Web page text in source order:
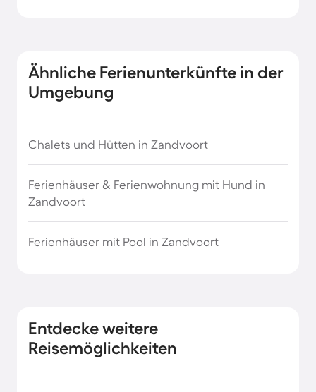
Kurzurlaub am Gardasee
Seenplatte
Kurzurlaub an der Polnischen Ostsee
Kurzurlaub auf Gran Canaria
Kurzurlaub auf Sardinien
Kurzurlaub auf Sylt
Kurzurlaub auf Teneriffa
Kurzurlaub im Elsass
Ähnliche Ferienunterkünfte in der
Umgebung
Chalets und Hütten in Zandvoort
Ferienhäuser & Ferienwohnung mit Hund in
Zandvoort
Ferienhäuser mit Pool in Zandvoort
Entdecke weitere
Reisemöglichkeiten